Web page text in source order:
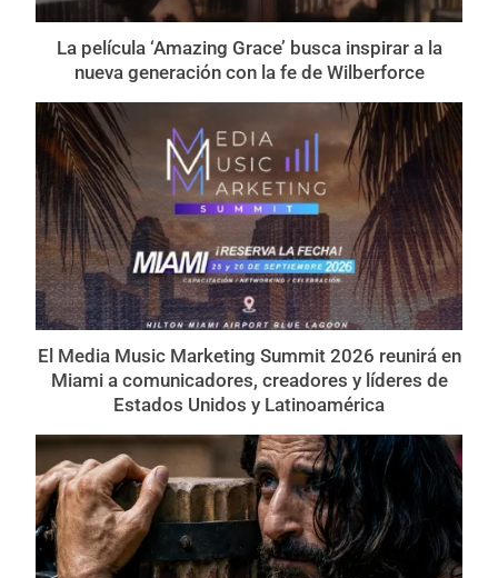
La película ‘Amazing Grace’ busca inspirar a la
nueva generación con la fe de Wilberforce
El Media Music Marketing Summit 2026 reunirá en
Miami a comunicadores, creadores y líderes de
Estados Unidos y Latinoamérica